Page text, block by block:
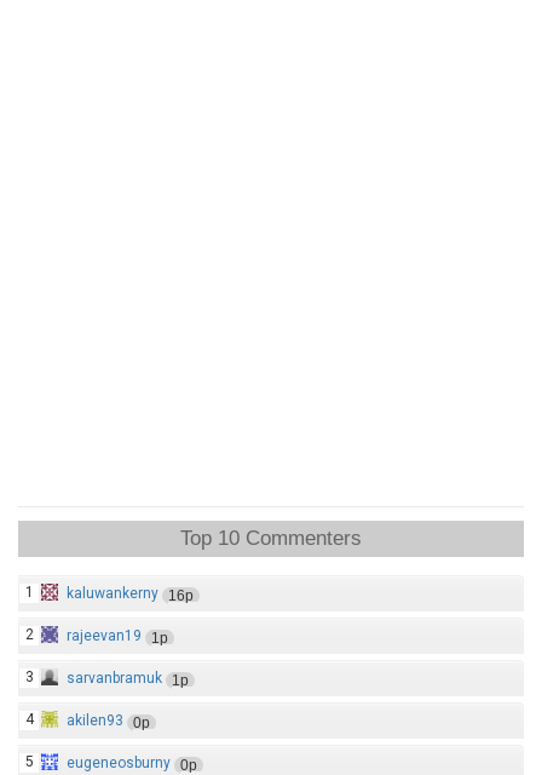
Top 10 Commenters
1 kaluwankerny 16p
2 rajeevan19 1p
3 sarvanbramuk 1p
4 akilen93 0p
5 eugeneosburny 0p